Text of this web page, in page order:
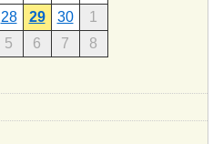
28 29 30
1
5 6 7 8